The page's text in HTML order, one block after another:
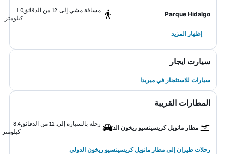
Parque Hidalgo
مسافة مشي إلى 12 من الدقائق
1.0
كيلومتر
إظهار المزيد
سيارت ايجار
سيارات للاستئجار في ميريدا
المطارات القريبة
مطار مانويل كريسينسيو ريخون الدولي
رحلة بالسيارة إلى 12 من الدقائق
8.4
كيلومتر
رحلات طيران إلى مطار مانويل كريسينسيو ريخون الدولي